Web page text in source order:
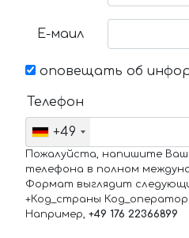
Е-маил
оповещать об
Телефон
+49
Пожалуйста, напишите
телефона в полном
Формат выглядит
+Код_страны
Например, +49 176 22366899